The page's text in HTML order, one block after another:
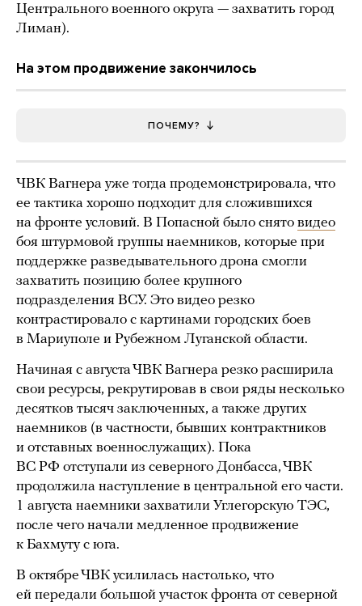
Центрального военного округа — захватить город
Лиман).
На этом продвижение закончилось
ПОЧЕМУ?
ЧВК Вагнера уже тогда продемонстрировала, что
ее тактика хорошо подходит для сложившихся
на фронте условий. В Попасной было снято видео
боя штурмовой группы наемников, которые при
поддержке разведывательного дрона смогли
захватить позицию более крупного
подразделения ВСУ. Это видео резко
контрастировало с картинами городских боев
в Мариуполе и Рубежном Луганской области.
Начиная с августа ЧВК Вагнера резко расширила
свои ресурсы, рекрутировав в свои ряды несколько
десятков тысяч заключенных, а также других
наемников (в частности, бывших контрактников
и отставных военнослужащих). Пока
ВС РФ отступали из северного Донбасса, ЧВК
продолжила наступление в центральной его части.
1 августа наемники захватили Углегорскую ТЭС,
после чего начали медленное продвижение
к Бахмуту с юга.
В октябре ЧВК усилилась настолько, что
ей передали большой участок фронта от северной